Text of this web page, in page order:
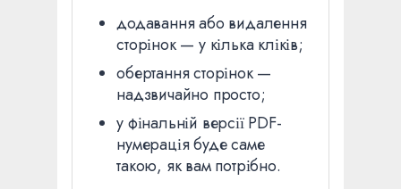
додавання або видалення
сторінок — у кілька кліків;
обертання сторінок —
надзвичайно просто;
у фінальній версії PDF-
нумерація буде саме
такою, як вам потрібно.